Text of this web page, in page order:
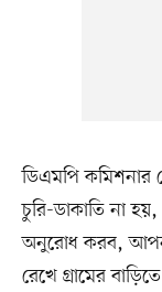
ডিএমপি কমিশনার
চুরি-ডাকাতি না হয়,
অনুরোধ করব,
রেখে গ্রামের